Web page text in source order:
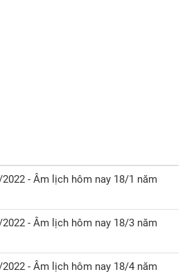
- Âm lịch hôm nay 18/1 năm
- Âm lịch hôm nay 18/3 năm
- Âm lịch hôm nay 18/4 năm